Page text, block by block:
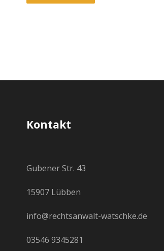
Kontakt
Gubener Str. 43
15907 Lübben
info@rechtsanwalt-watschke.de
03546 9345281